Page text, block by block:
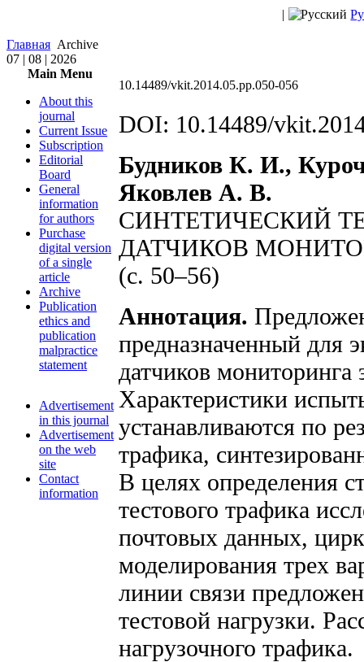
|
Главная Archive
07 | 08 | 2026
Main Menu
About this
journal
Current Issue
Subscription
Editorial
Board
General
information
for authors
Purchase
digital version
of a single
article
Archive
Publication
ethics and
publication
malpractice
statement
Advertisement
in this journal
Advertisement
on the web
site
Contact
information
10.14489/vkit.2014.05.pp.050-056
DOI: 10.14489/
Будников К. И.,
Яковлев А. В.
СИНТЕТИЧЕСКИЙ
ДАТЧИКОВ
(с. 50–56)
Аннотация.
предназначенный для
датчиков
Характеристики
устанавливаются по
трафика,
В целях определения
тестового трафика
почтовых данных,
моделирования трех
линии связи
тестовой нагрузки.
нагрузочного трафика.